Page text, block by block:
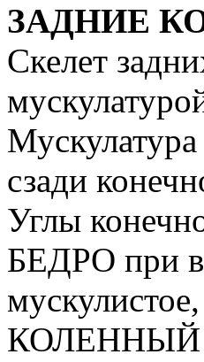
ЗАДНИЕ
Скелет
сзади
Углы
БЕДРО при
КОЛЕННЫЙ